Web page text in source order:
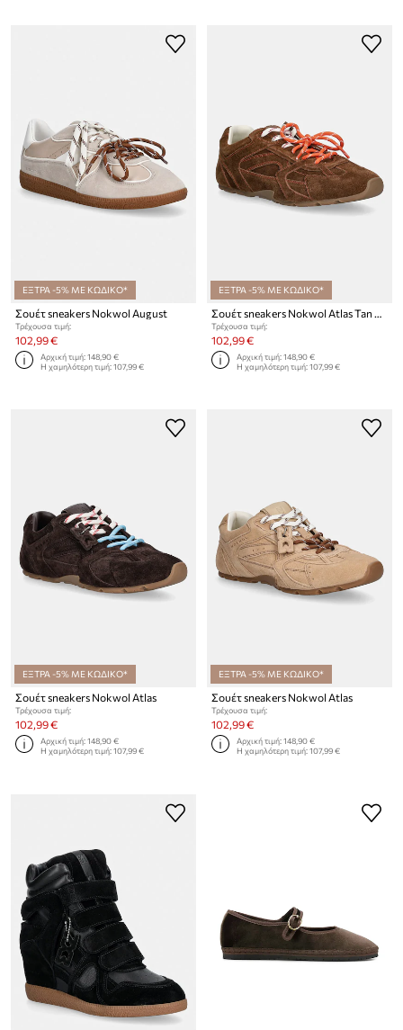
ΕΞΤΡΑ -5% ΜΕ ΚΩΔΙΚΟ*
Σουέτ sneakers Nokwol August
Τρέχουσα τιμή:
102,99 €
Αρχική τιμή:148,90 €
Η χαμηλότερη τιμή:107,99 €
ΕΞΤΡΑ -5% ΜΕ ΚΩΔΙΚΟ*
Σουέτ sneakers Nokwol Atlas Tan Suede
Τρέχουσα τιμή:
102,99 €
Αρχική τιμή:148,90 €
Η χαμηλότερη τιμή:107,99 €
ΕΞΤΡΑ -5% ΜΕ ΚΩΔΙΚΟ*
Σουέτ sneakers Nokwol Atlas
Τρέχουσα τιμή:
102,99 €
Αρχική τιμή:148,90 €
Η χαμηλότερη τιμή:107,99 €
ΕΞΤΡΑ -5% ΜΕ ΚΩΔΙΚΟ*
Σουέτ sneakers Nokwol Atlas
Τρέχουσα τιμή:
102,99 €
Αρχική τιμή:148,90 €
Η χαμηλότερη τιμή:107,99 €